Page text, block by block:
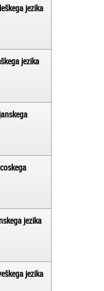
jezika
jezika
jezika
jezika